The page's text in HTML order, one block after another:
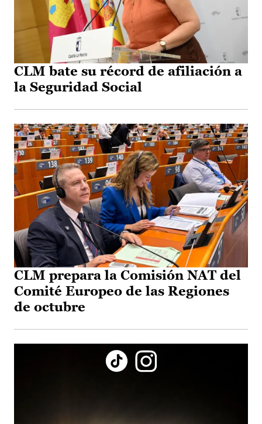
CLM bate su récord de afiliación a
la Seguridad Social
CLM prepara la Comisión NAT del
Comité Europeo de las Regiones
de octubre